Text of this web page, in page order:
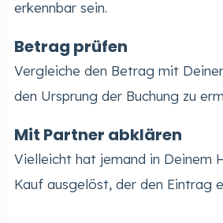
erkennbar sein.
Betrag prüfen
Vergleiche den Betrag mit
den Ursprung der Buchung zu
Mit Partner abklären
Vielleicht hat jemand in Deinem
Kauf ausgelöst, der den Eintrag